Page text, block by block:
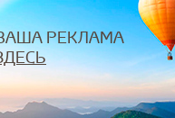
РЕКЛАМА